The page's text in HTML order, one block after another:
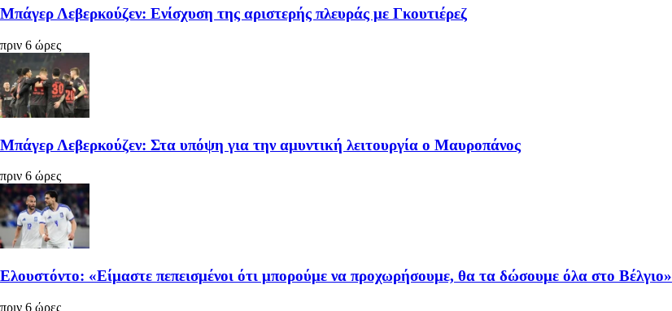
Μπάγερ Λεβερκούζεν: Ενίσχυση της αριστερής πλευράς με Γκουτιέρεζ
πριν 6 ώρες
Μπάγερ Λεβερκούζεν: Στα υπόψη για την αμυντική λειτουργία ο Μαυροπάνος
πριν 6 ώρες
Ελουστόντο: «Είμαστε πεπεισμένοι ότι μπορούμε να προχωρήσουμε, θα τα δώσουμε όλα στο Βέλγιο»
πριν 6 ώρες